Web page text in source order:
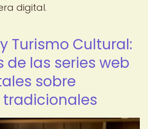
digital.
Turismo Cultural:
de las series web
sobre